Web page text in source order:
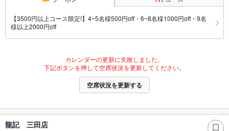
【3500円以上コース限定!】4~5名様500円off・6~8名様1000円off・9名
様以上2000円off
カレンダーの更新に失敗しました。
下記ボタンを押して空席状況を更新してください。
空席状況を更新する
龍記 三田店